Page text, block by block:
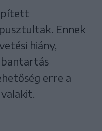
Ennek
hiány,
erre a